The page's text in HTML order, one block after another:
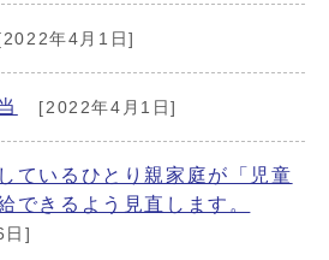
[2022年4月1日]
[2022年4月1日]
ているひとり親家庭が「児童
できるよう見直します。
]